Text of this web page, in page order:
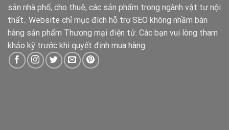
sản nhà phố, cho thuê, các sản phẩm trong ngành vật tư nội
thất.. Website chỉ mục đích hỗ trợ SEO không nhầm bán
hàng sản phẩm Thương mại điện tử. Các bạn vui lòng tham
khảo kỹ trước khi quyết định mua hàng.